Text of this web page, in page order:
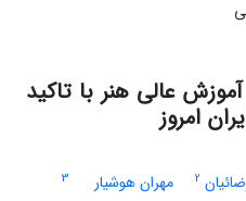
عالی هنر با تاکید
امروز
2 مهران هوشیار
3